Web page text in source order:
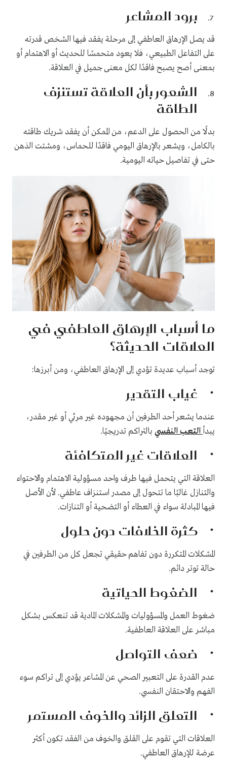
برود المشاعر
قد يصل الإرهاق العاطفي إلى مرحلة يفقد فيها الشخص قدرته
على التفاعل الطبيعي، فلا يعود متحمسًا للحديث أو الاهتمام أو
بمعنى أصح يصبح فاقدًا لكل معنى جميل في العلاقة.
الشعور بأن العلاقة تستنزف
الطاقة
بدلًا من الحصول على الدعم، من الممكن أن يفقد شريك طاقته
بالكامل، ويشعر بالإرهاق اليومي فاقدًا للحماس، ومشتت الذهن
حتى في تفاصيل حياته اليومية.
ما أسباب الإرهاق العاطفي في
العلاقات الحديثة؟
توجد أسباب عديدة تؤدي إلى الإرهاق العاطفي، ومن أبرزها:
غياب التقدير
عندما يشعر أحد الطرفين أن مجهوده غير مرئي أو غير مقدر،
يبدأالتعب النفسي بالتراكم تدريجيًا.
العلاقات غير المتكافئة
العلاقة التي يتحمل فيها طرف واحد مسؤولية الاهتمام والاحتواء
والتنازل غالبًا ما تتحول إلى مصدر استنزاف عاطفي. لأن الأصل
فيها المبادلة سواء في العطاء أو التضحية أو التنازات.
كثرة الخلافات دون حلول
المشكلات المتكررة دون تفاهم حقيقي تجعل كل من الطرفين في
حالة توتر دائم.
الضغوط الحياتية
ضغوط العمل والمسؤوليات والمشكلات المادية قد تنعكس بشكل
مباشر على العلاقة العاطفية.
ضعف التواصل
عدم القدرة على التعبير الصحي عن المشاعر يؤدي إلى تراكم سوء
الفهم والاحتقان النفسي.
التعلق الزائد والخوف المستمر
العلاقات التي تقوم على القلق والخوف من الفقد تكون أكثر
عرضة للإرهاق العاطفي.